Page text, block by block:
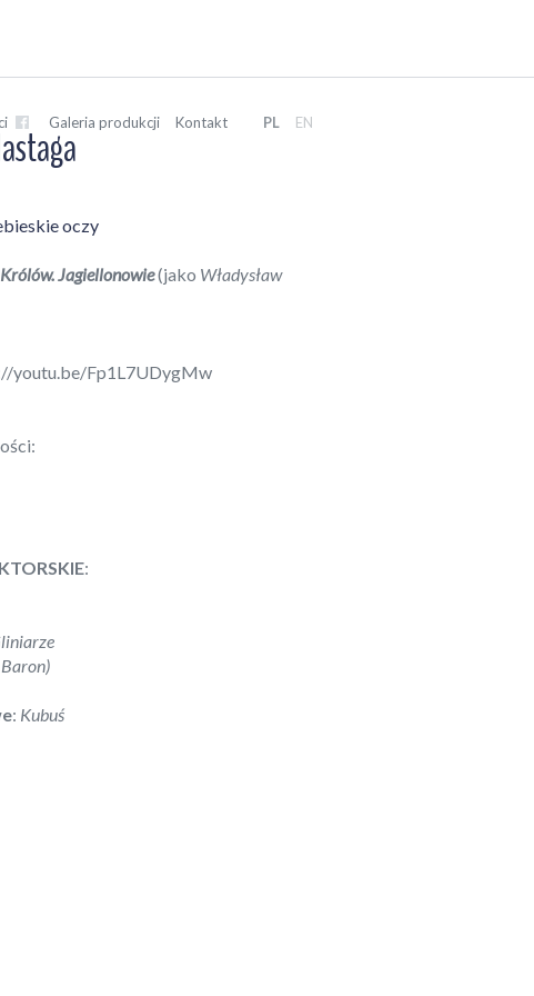
Galeria produkcji Kontakt PL EN
oczy
Jagiellonowie(jako Władysław
youtu.be/Fp1L7UDygMw
:
: Kubuś